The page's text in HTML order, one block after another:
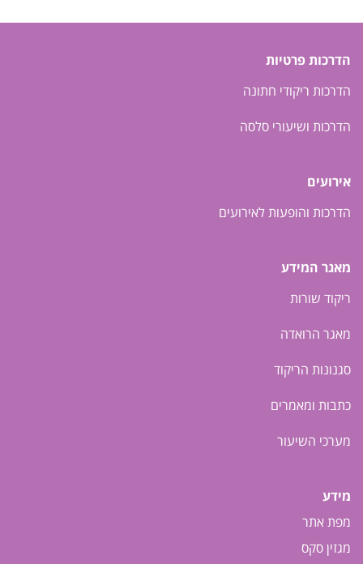
הדרכות פרטיות
הדרכות ריקודי חתונה
הדרכות ושיעורי סלסה
אירועים
הדרכות והופעות לאירועים
מאגר המידע
ריקוד שורות
מאגר הרואדה
סגנונות הריקוד
כתבות ומאמרים
מערכי השיעור
מידע
מפת אתר
מגזין סקס